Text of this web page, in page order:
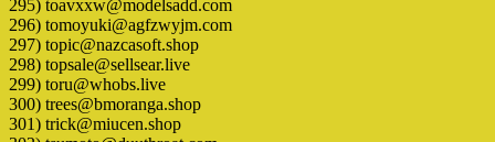
295) toavxxw@modelsadd.com
296) tomoyuki@agfzwyjm.com
297) topic@nazcasoft.shop
298) topsale@sellsear.live
299) toru@whobs.live
300) trees@bmoranga.shop
301) trick@miucen.shop